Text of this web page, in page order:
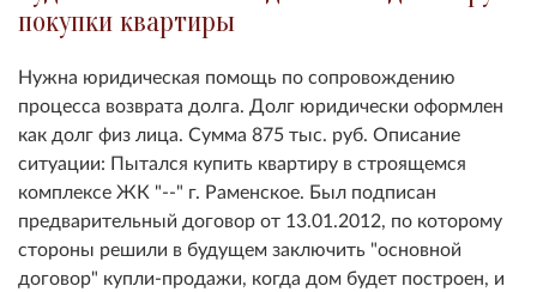
покупки квартиры
Нужна юридическая помощь по сопровождению
процесса возврата долга. Долг юридически оформлен
как долг физ лица. Сумма 875 тыс. руб. Описание
ситуации: Пытался купить квартиру в строящемся
комплексе ЖК "--" г. Раменское. Был подписан
предварительный договор от 13.01.2012, по которому
стороны решили в будущем заключить "основной
договор" купли-продажи, когда дом будет построен, и